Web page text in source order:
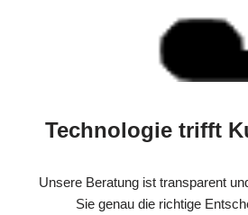
Technologie trifft
Unsere Beratung ist transparent
Sie genau die richtige